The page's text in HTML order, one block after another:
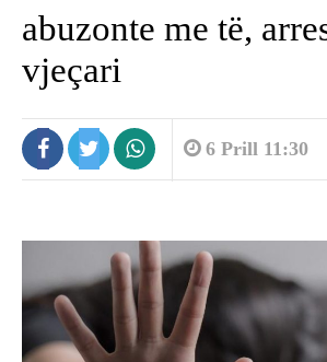
abuzonte me të,
vjeçari
6 Prill 11:30